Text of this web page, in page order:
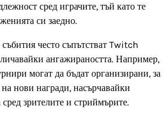
сред играчите, тъй като те
си заедно.
често съпътстват Twitch
ангажираността. Например,
могат да бъдат организирани, за
нови награди, насърчавайки
зрителите и стриймърите.